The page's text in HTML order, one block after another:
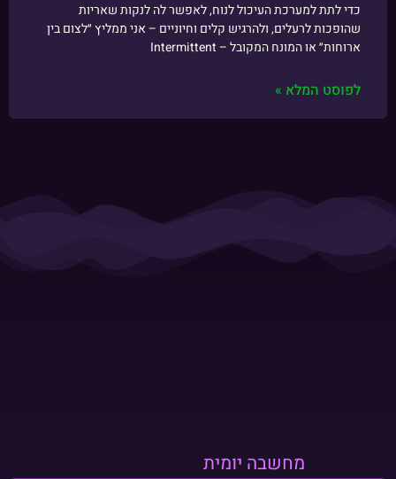
כדי לתת למערכת העיכול לנוח, לאפשר לה לנקות שאריות
שהופכות לרעלים, ולהרגיש קלים וחיוניים – אני ממליץ ״לצום בין
ארוחות״ או המונח המקובל – Intermittent
לפוסט המלא »
מחשבה יומית